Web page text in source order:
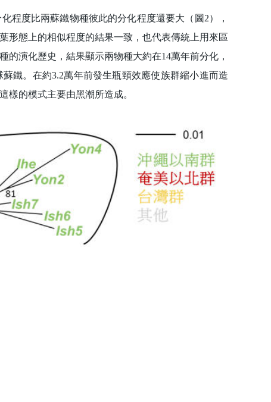
度比兩蘇鐵物種彼此的分化程度還要大（圖2），
形態上的相似程度的結果一致，也代表傳統上用來區
演化歷史，結果顯示兩物種大約在14萬年前分化，
鐵。在約3.2萬年前發生瓶頸效應使族群縮小進而造
樣的模式主要由黑潮所造成。